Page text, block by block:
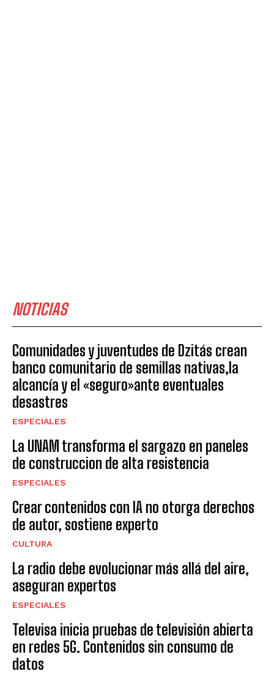
NOTICIAS
Comunidades y juventudes de Dzitás crean
banco comunitario de semillas nativas,la
alcancía y el «seguro»ante eventuales
desastres
ESPECIALES
La UNAM transforma el sargazo en paneles
de construccion de alta resistencia
ESPECIALES
Crear contenidos con IA no otorga derechos
de autor, sostiene experto
CULTURA
La radio debe evolucionar más allá del aire,
aseguran expertos
ESPECIALES
Televisa inicia pruebas de televisión abierta
en redes 5G. Contenidos sin consumo de
datos